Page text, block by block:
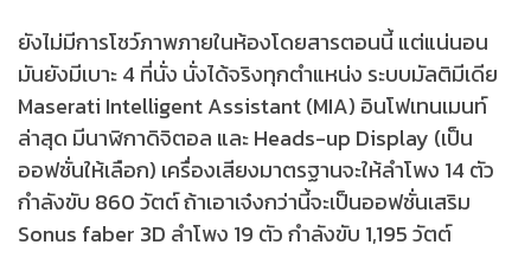
ยังไม่มีการโชว์ภาพภายในห้องโดยสารตอนนี้ แต่แน่นอน
มันยังมีเบาะ 4 ที่นั่ง นั่งได้จริงทุกตำแหน่ง ระบบมัลติมีเดีย
Maserati Intelligent Assistant (MIA) อินโฟเทนเมนท์
ล่าสุด มีนาฬิกาดิจิตอล และ Heads-up Display (เป็น
ออฟชั่นให้เลือก) เครื่องเสียงมาตรฐานจะให้ลำโพง 14 ตัว
กำลังขับ 860 วัตต์ ถ้าเอาเจ๋งกว่านี้จะเป็นออฟชั่นเสริม
Sonus faber 3D ลำโพง 19 ตัว กำลังขับ 1,195 วัตต์